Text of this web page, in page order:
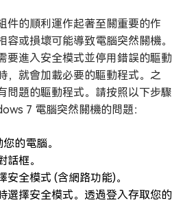
件的順利運作起著至關重要的作
容或損壞可能導致電腦突然關機。
要進入安全模式並停用錯誤的驅動
，就會加載必要的驅動程式。之
問題的驅動程式。請按照以下步驟
7 電腦突然關機的問題：
的電腦。
框。
安全模式 (含網路功能)。
選擇安全模式。透過登入存取您的